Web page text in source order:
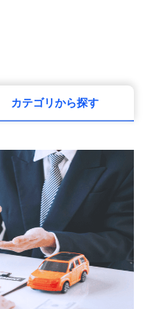
www.metlife.co.jp/)
kailash.co.jp/)
www.i-
(https://www.sbipet-
カテゴリから探す